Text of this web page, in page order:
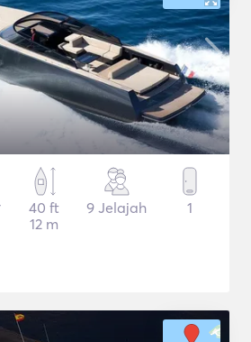
40 ft
12 m
9 Jelajah 1